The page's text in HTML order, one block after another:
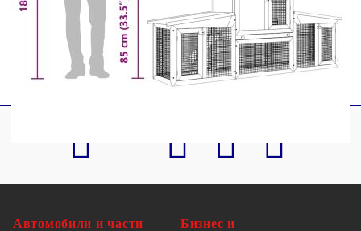
Идеална за зайци, морски свинчета и други
малки животни
Автомобили и части
Бизнес и